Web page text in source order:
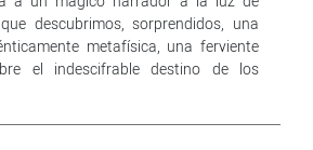
descubrimos, sorprendidos, una
metafísica, una ferviente
el indescifrable destino de los